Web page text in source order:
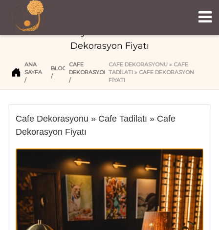
Cafe Dekorasyonu » Cafe Tadilatı » Cafe
Dekorasyon Fiyatı
ANA
SAYFA
BLOG
CAFE
DEKORASYON
CAFE DEKORASYONU » CAFE
TADILATI » CAFE DEKORASYON
FIYATI
Cafe Dekorasyonu » Cafe Tadilatı » Cafe
Dekorasyon Fiyatı